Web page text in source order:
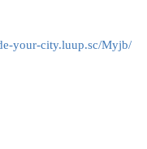
your-city.luup.sc/Myjb/